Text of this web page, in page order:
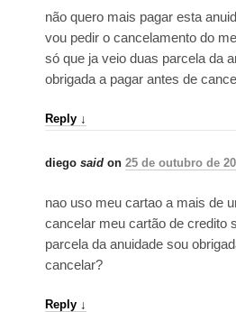
não quero mais pagar esta
vou pedir o cancelamento do
só que ja veio duas parcela da
obrigada a pagar antes de
Reply ↓
diego said on 25 de outubro de
nao uso meu cartao a mais de
cancelar meu cartão de credito
parcela da anuidade sou
cancelar?
Reply ↓